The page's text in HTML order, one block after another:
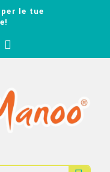
le tue